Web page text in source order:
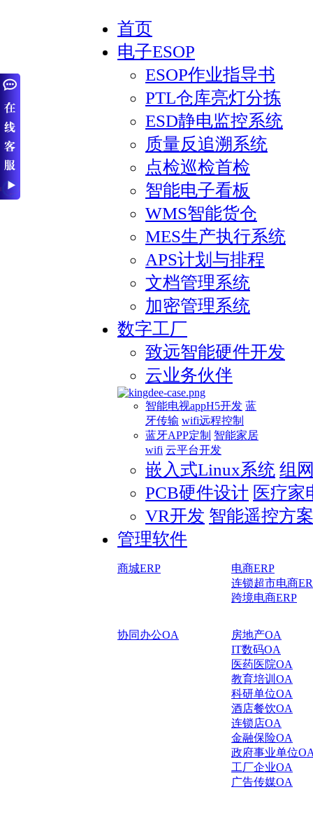
首页
电子ESOP
ESOP作业指导书
PTL仓库亮灯分拣
ESD静电监控系统
质量反追溯系统
点检巡检首检
智能电子看板
WMS智能货仓
MES生产执行系统
APS计划与排程
文档管理系统
加密管理系统
数字工厂
致远智能硬件开发
云业务伙伴
智能电视appH5开发 蓝
牙传输 wifi远程控制
蓝牙APP定制 智能家居
wifi 云平台开发
嵌入式Linux系统 组
PCB硬件设计 医疗家
VR开发 智能遥控方案
管理软件
商城ERP
电商ERP
连锁超市电商
跨境电商ERP
协同办公OA
房地产OA
IT数码OA
医药医院OA
教育培训OA
科研单位OA
酒店餐饮OA
连锁店OA
金融保险OA
政府事业单位
工厂企业OA
广告传媒OA